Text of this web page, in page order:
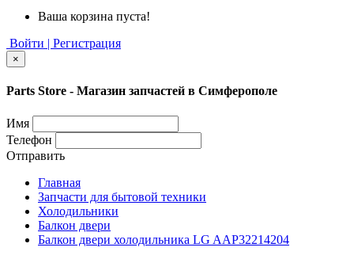
Ваша корзина пуста!
Войти | Регистрация
×
Parts Store - Магазин запчастей в Симферополе
Имя
Телефон
Отправить
Главная
Запчасти для бытовой техники
Холодильники
Балкон двери
Балкон двери холодильника LG AAP32214204